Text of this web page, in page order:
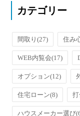
カテゴリー
間取り(27) 住み
WEB内覧会(17)
オプション(12)
住宅ローン(8)
ハウスメーカー選び